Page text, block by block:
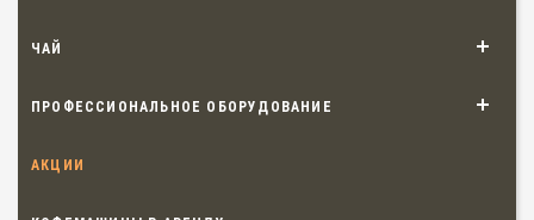
ЧАЙ
ПРОФЕССИОНАЛЬНОЕ ОБОРУДОВАНИЕ
АКЦИИ